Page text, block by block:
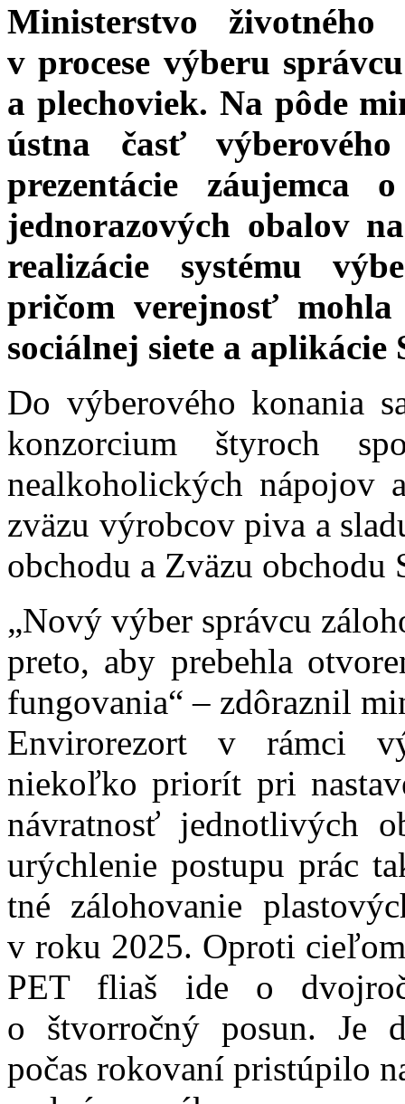
Ministerstvo životného
v procese výberu
a plechoviek. Na pôde
ústna časť
prezentácie záujemca
jednorazových obalov
realizácie systému
pričom verejnosť
sociálnej siete a aplikácie
Do výberového konania
konzorcium štyroch
nealkoholických nápojov
zväzu výrobcov piva a
obchodu a Zväzu
„Nový výber správcu
preto, aby prebehla
fungovania“ – zdôraznil
Envirorezort v rámci
niekoľko priorít pri
návratnosť jednotlivých
urýchlenie postupu prác
tné zálohovanie
v roku 2025. Oproti
PET fliaš ide o
o štvorročný posun. Je
počas rokovaní pristúpilo